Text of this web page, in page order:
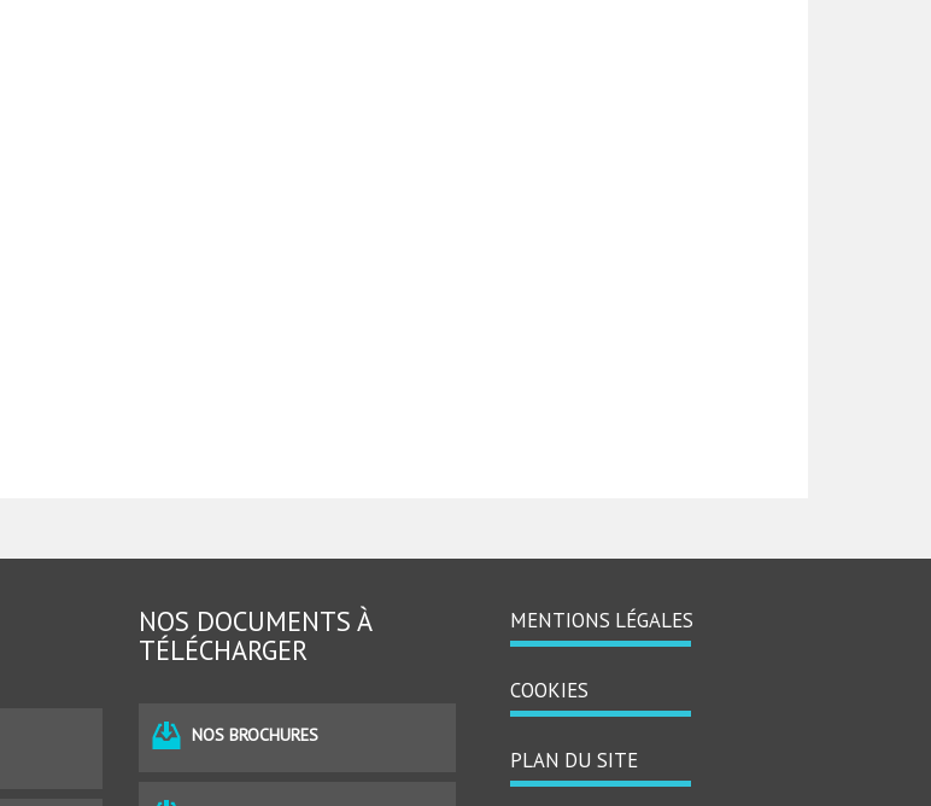
NOS DOCUMENTS À
TÉLÉCHARGER
NOS BROCHURES
MENU
DE
MENTIONS LÉGALES
COOKIES
PLAN DU SITE